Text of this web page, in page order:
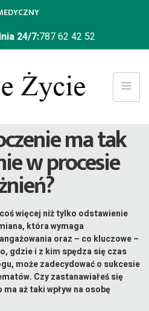
24/7:787 62 42 52
ma tak
w procesie
więcej niż tylko odstawienie
która wymaga
oraz – co kluczowe –
gdzie i z kim spędza się czas
może zadecydować o sukcesie
Czy zastanawiałeś się
aż taki wpływ na osobę